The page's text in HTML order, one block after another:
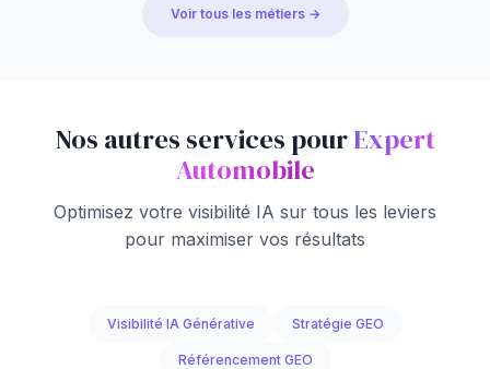
Voir tous les métiers →
Nos autres services pourExpert
Automobile
Optimisez votre visibilité IA sur tous les leviers
pour maximiser vos résultats
Visibilité IA Générative Stratégie GEO
Référencement GEO